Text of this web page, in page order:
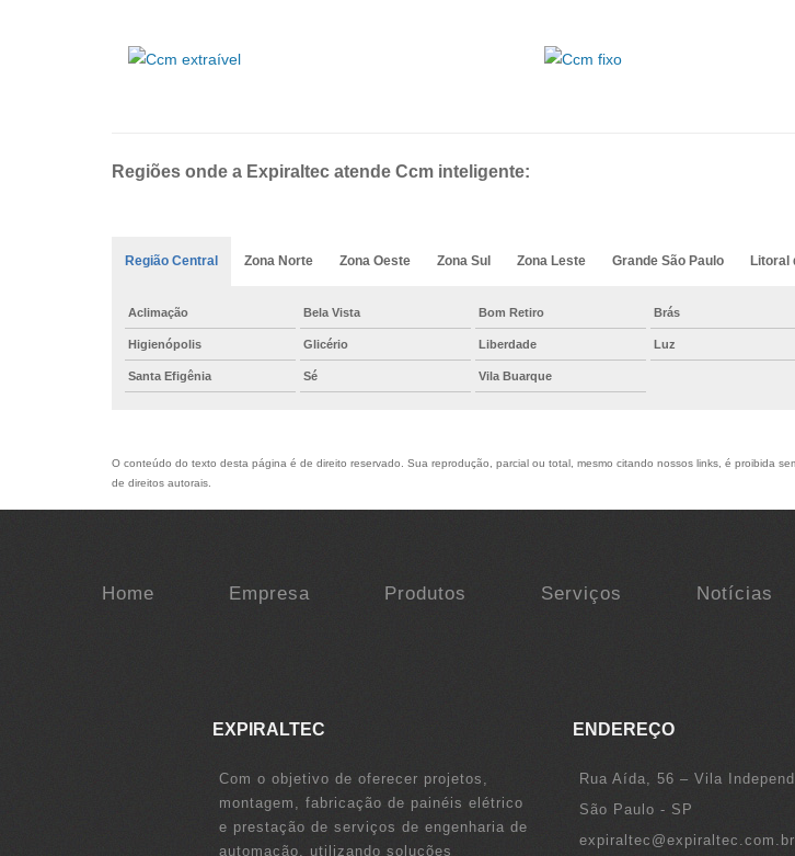
Regiões onde a Expiraltec atende Ccm inteligente:
Região Central Zona Norte Zona Oeste Zona Sul Zona Leste Grande São Paulo Litoral
Aclimação Bela Vista Bom Retiro Brás
Higienópolis Glicério Liberdade Luz
Santa Efigênia Sé Vila Buarque
O conteúdo do texto desta página é de direito reservado. Sua reprodução, parcial ou total, mesmo citando nossos links, é proibida
de direitos autorais
Home Empresa Produtos Serviços Notícias
EXPIRALTEC
Com o objetivo de oferecer projetos,
montagem, fabricação de painéis elétrico
e prestação de serviços de engenharia de
automação, utilizando soluções
ENDEREÇO
Rua Aída, 56 – Vila
São Paulo - SP
expiraltec@expiraltec.com.br